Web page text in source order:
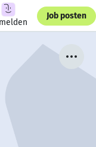
Job posten